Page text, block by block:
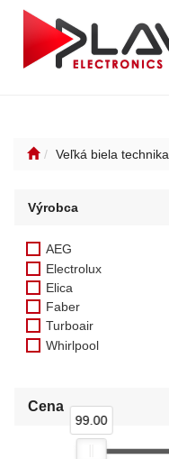
Veľká biela technika
Výrobca
AEG
Electrolux
Elica
Faber
Turboair
Whirlpool
Cena
99.00